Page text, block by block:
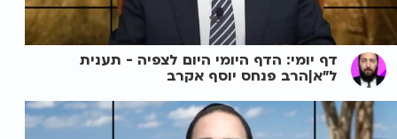
דף יומי: הדף היומי היום לצפיה - תענית
ל"א|הרב פנחס יוסף אקרב